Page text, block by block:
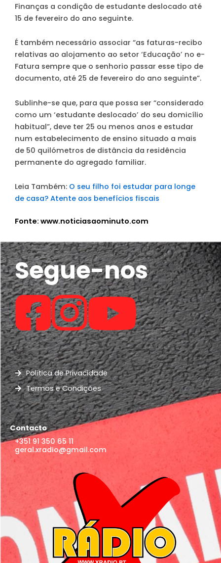
Finanças a condição de estudante deslocado até
15 de fevereiro do ano seguinte.
É também necessário associar “as faturas-recibo
relativas ao alojamento ao setor ‘Educação’ no e-
Fatura sempre que o senhorio passar esse tipo de
documento, até 25 de fevereiro do ano seguinte”.
Sublinhe-se que, para que possa ser “considerado
como um ‘estudante deslocado’ do seu domicílio
habitual”, deve ter 25 ou menos anos e estudar
num estabelecimento de ensino situado a mais
de 50 quilómetros de distância da residência
permanente do agregado familiar.
Leia Também: O seu filho foi estudar para longe
de casa? Atente aos benefícios fiscais
Fonte: www.noticiasaominuto.com
Segue-nos
Política de Privacidade
Termos e Condições
Contacto
+351 91 350 65 11
geral.xradio@gmail.com